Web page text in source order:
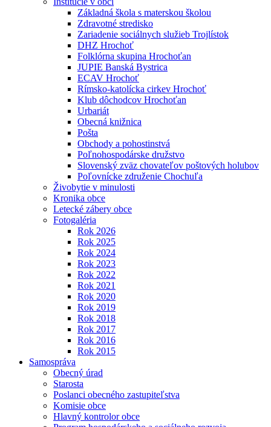
Základná škola s materskou školou
Zdravotné stredisko
Zariadenie sociálnych služieb Trojlístok
DHZ Hrochoť
Folklórna skupina Hrochoťan
JUPIE Banská Bystrica
ECAV Hrochoť
Rímsko-katolícka cirkev Hrochoť
Klub dôchodcov Hrochoťan
Urbariát
Obecná knižnica
Pošta
Obchody a pohostinstvá
Poľnohospodárske družstvo
Slovenský zväz chovateľov poštových holubov
Poľovnícke združenie Chochuľa
Živobytie v minulosti
Kronika obce
Letecké zábery obce
Fotogaléria
Rok 2026
Rok 2025
Rok 2024
Rok 2023
Rok 2022
Rok 2021
Rok 2020
Rok 2019
Rok 2018
Rok 2017
Rok 2016
Rok 2015
Samospráva
Obecný úrad
Starosta
Poslanci obecného zastupiteľstva
Komisie obce
Hlavný kontrolor obce